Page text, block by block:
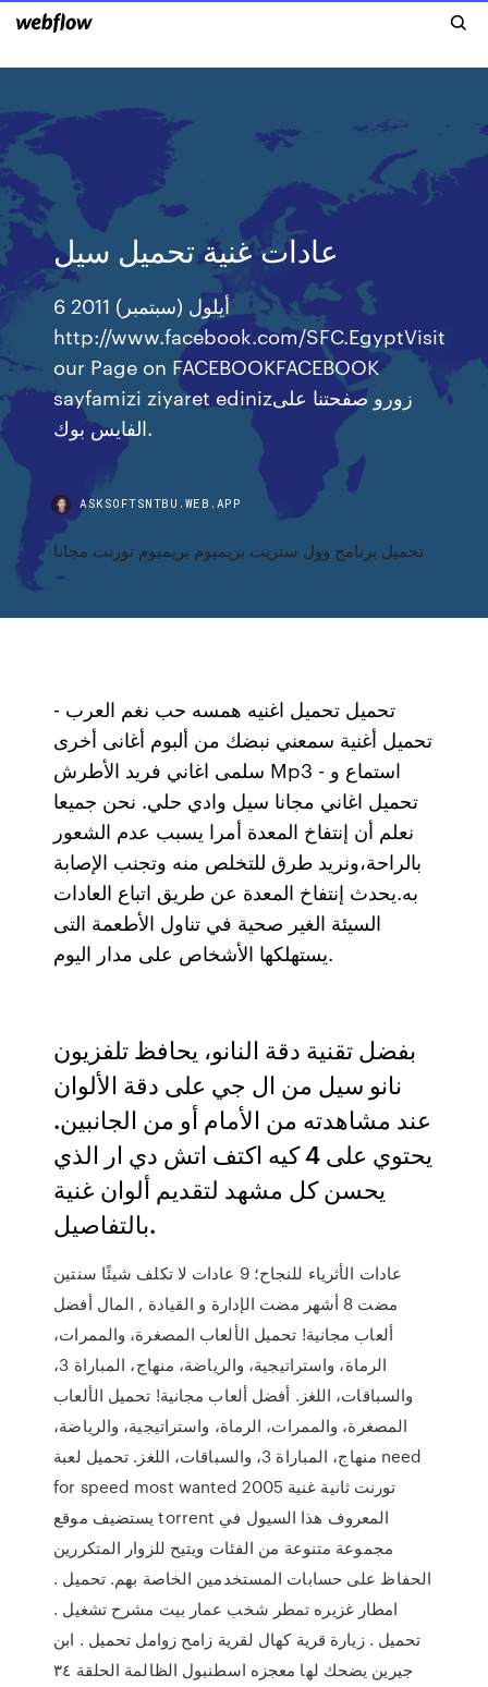
عادات غنية تحميل سيل
6 أيلول (سبتمبر) 2011
http://www.facebook.com/SFC.EgyptVisit
our Page on FACEBOOKFACEBOOK
sayfamizi ziyaret edinizزورو صفحتنا على
الفايس بوك.
ASKSOFTSNTBU.WEB.APP
تحميل برنامج وول ستريت بريميوم بريميوم تورنت مجانا
تحميل تحميل اغنيه همسه حب نغم العرب -
تحميل أغنية سمعني نبضك من ألبوم أغانى أخرى
سلمى اغاني فريد الأطرش Mp3 - استماع و
تحميل اغاني مجانا سيل وادي حلي. نحن جميعا
نعلم أن إنتفاخ المعدة أمرا يسبب عدم الشعور
بالراحة،ونريد طرق للتخلص منه وتجنب الإصابة
به.يحدث إنتفاخ المعدة عن طريق اتباع العادات
السيئة الغير صحية في تناول الأطعمة التى
يستهلكها الأشخاص على مدار اليوم.
بفضل تقنية دقة النانو، يحافظ تلفزيون
نانو سيل من ال جي على دقة الألوان
عند مشاهدته من الأمام أو من الجانبين.
يحتوي على 4 كيه اكتف اتش دي ار الذي
يحسن كل مشهد لتقديم ألوان غنية
بالتفاصيل.
عادات الأثرياء للنجاح؛ 9 عادات لا تكلف شيئًا سنتين
مضت 8 أشهر مضت الإدارة و القيادة , المال أفضل
ألعاب مجانية! تحميل الألعاب المصغرة، والممرات،
الرماة، واستراتيجية، والرياضة، منهاج، المباراة 3،
والسباقات، اللغز. أفضل ألعاب مجانية! تحميل الألعاب
المصغرة، والممرات، الرماة، واستراتيجية، والرياضة،
منهاج، المباراة 3، والسباقات، اللغز. تحميل لعبة need
for speed most wanted 2005 تورنت ثانية غنية
يستضيف موقع torrent المعروف هذا السيول في
مجموعة متنوعة من الفئات ويتيح للزوار المتكررين
الحفاظ على حسابات المستخدمين الخاصة بهم. تحميل .
امطار غزيره تمطر شخب عمار بيت مشرح تشغيل .
تحميل . زيارة قرية كهال لقرية زامح زوامل تحميل . ابن
جيرين يضحك لها معجزه اسطنبول الظالمة الحلقة ٣٤